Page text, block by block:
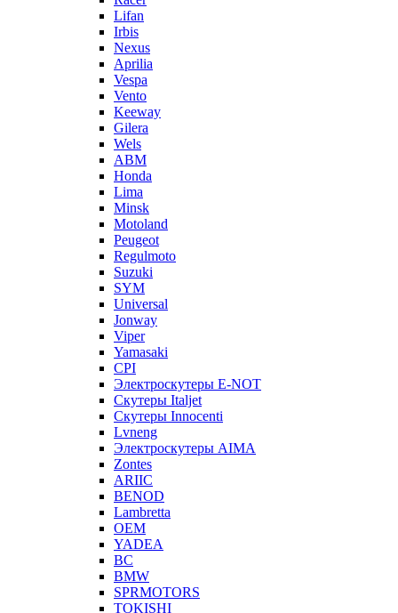
Lifan
Irbis
Nexus
Aprilia
Vespa
Vento
Keeway
Gilera
Wels
ABM
Honda
Lima
Minsk
Motoland
Peugeot
Regulmoto
Suzuki
SYM
Universal
Jonway
Viper
Yamasaki
CPI
Электроскутеры E-NOT
Скутеры Italjet
Скутеры Innocenti
Lvneng
Электроскутеры AIMA
Zontes
ARIIC
BENOD
Lambretta
OEM
YADEA
BC
BMW
SPRMOTORS
TOKISHI